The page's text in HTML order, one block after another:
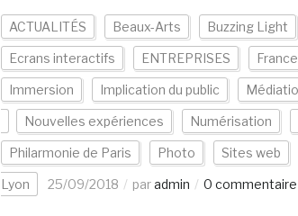
ACTUALITÉS Beaux-Arts Buzzing Light
Ecrans interactifs ENTREPRISES France
Immersion Implication du public
Nouvelles expériences Numérisation
Philarmonie de Paris Photo Sites web
Lyon 25/09/2018 paradmin 0 commentaire